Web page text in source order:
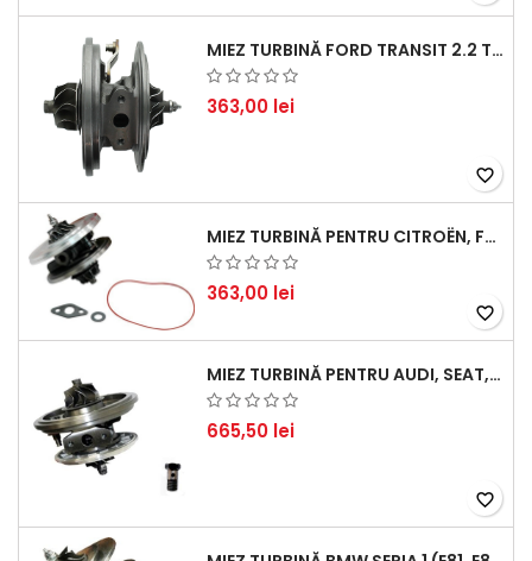
MIEZ TURBINĂ FORD TRANSIT 2.2 TDCI (2007-2016)
363,00 lei
favorite_border
MIEZ TURBINĂ PENTRU CITROËN, FORD, MAZDA, MINI, PEUGEOT ȘI VOLVO - MOTORIZĂRI 1.6 HDI ȘI 1.6 D
363,00 lei
favorite_border
MIEZ TURBINĂ PENTRU AUDI, SEAT, SKODA ȘI VOLKSWAGEN - MOTORIZĂRI 2.0 TDI 103KW 140CP
665,50 lei
favorite_border